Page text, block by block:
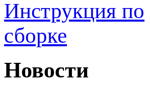
Инструкция по
сборке
Новости